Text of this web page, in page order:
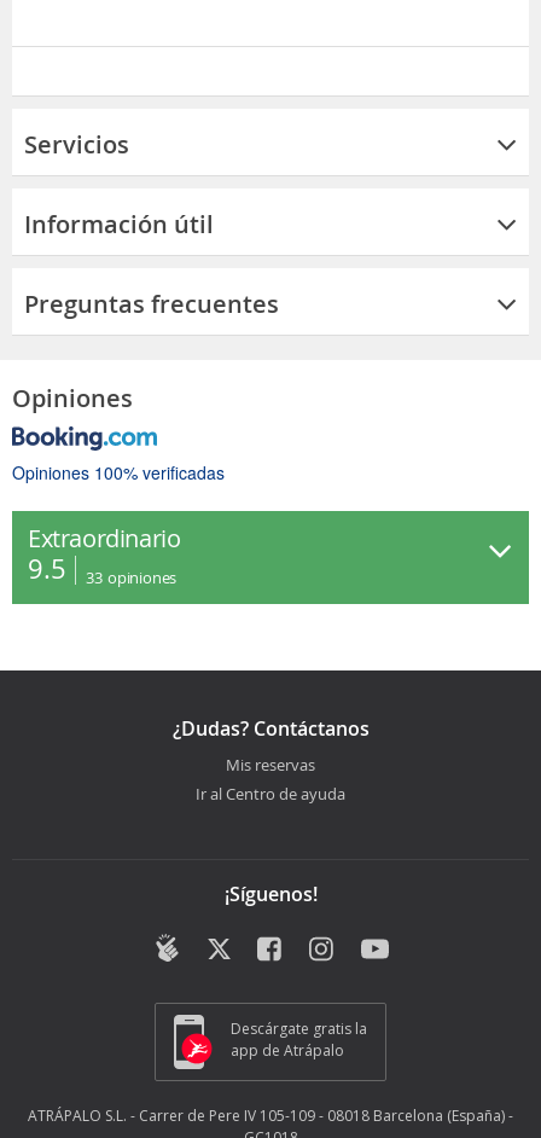
Servicios
Información útil
Preguntas frecuentes
Opiniones
Opiniones 100% verificadas
Extraordinario
9.5 33 opiniones
¿Dudas? Contáctanos
Mis reservas
Ir al Centro de ayuda
¡Síguenos!
Descárgate gratis la
app de Atrápalo
ATRÁPALO S.L. - Carrer de Pere IV 105-109 - 08018 Barcelona (España) -